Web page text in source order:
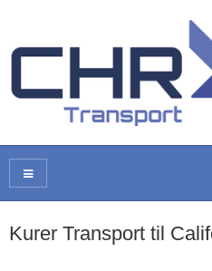
Kurer Transport til